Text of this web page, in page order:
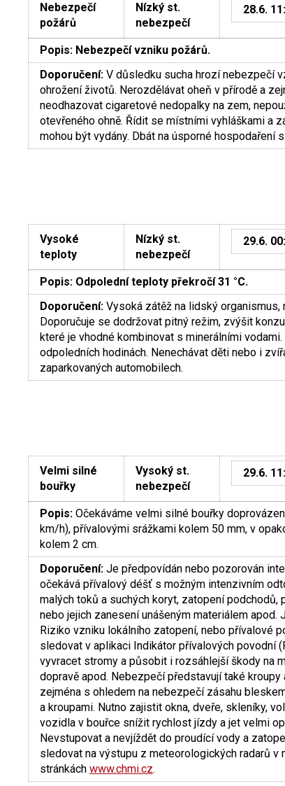
Nebezpečí
požárů
Nízký st.
nebezpečí
28.6.
Popis: Nebezpečí vzniku požárů.
Doporučení: V důsledku sucha hrozí nebezpečí
ohrožení životů. Nerozdělávat oheň v přírodě a
neodhazovat cigaretové nedopalky na zem,
otevřeného ohně. Řídit se místními vyhláškami a
mohou být vydány. Dbát na úsporné hospodaření
Vysoké
teploty
Nízký st.
nebezpečí
29.6.
Popis: Odpolední teploty překročí 31 °C.
Doporučení: Vysoká zátěž na lidský
Doporučuje se dodržovat pitný režim, zvýšit
které je vhodné kombinovat s minerálními
odpoledních hodinách. Nenechávat děti nebo i
zaparkovaných automobilech.
Velmi silné
bouřky
Vysoký st.
nebezpečí
29.6.
Popis: Očekáváme velmi silné bouřky
km/h), přívalovými srážkami kolem 50 mm, v
kolem 2 cm.
Doporučení: Je předpovídán nebo pozorován
očekává přívalový déšť s možným intenzivním
malých toků a suchých koryt, zatopení
nebo jejich zanesení unášeným materiálem
Riziko vzniku lokálního zatopení, nebo přívalové
sledovat v aplikaci Indikátor přívalových povodní
vyvracet stromy a působit i rozsáhlejší škody na
dopravě apod. Nebezpečí představují také
zejména s ohledem na nebezpečí zásahu
a kroupami. Nutno zajistit okna, dveře, skleníky,
vozidla v bouřce snížit rychlost jízdy a jet velmi
Nevstupovat a nevjíždět do proudící vody a
sledovat na výstupu z meteorologických radarů v
stránkách www.chmi.cz.